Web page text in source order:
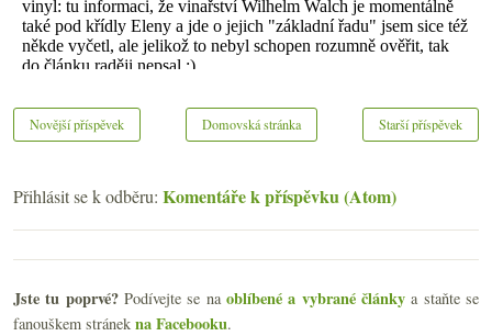
Novější příspěvek Starší příspěvek
Domovská stránka
Přihlásit se k odběru: Komentáře k příspěvku (Atom)
Jste tu poprvé?Podívejte se naoblíbené a vybrané články a staňte se
fanouškem stránek na Facebooku.